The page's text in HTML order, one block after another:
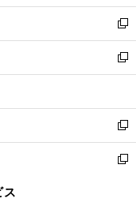
開
く
ン
ド
ウ
で
開
ウ
ィ
ン
ド
ウ
開
く
し
い
ウ
ィ
ン
ウ
で
開
く
新
し
い
ウ
ン
ド
ウ
で
新
し
ウ
ィ
ン
ド
新
し
い
新
ス